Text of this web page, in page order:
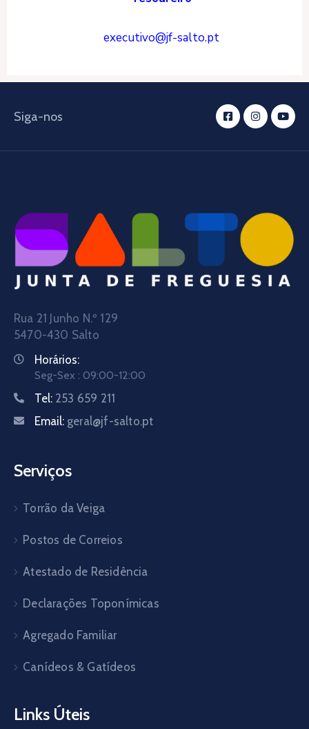
executivo@jf-salto.pt
Siga-nos
Rua 21 Junho N.º 129
5470-430 Salto
Horários:
Seg-Sex : 09:00-12:00
Tel: 253 659 211
Email: geral@jf-salto.pt
Serviços
Torrão da Veiga
Postos de Correios
Atestado de Residência
Declarações Toponímicas
Agregado Familiar
Canídeos & Gatídeos
Links Úteis